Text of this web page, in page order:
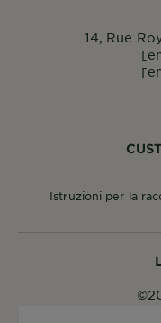
Istruzioni per la
14, Rue